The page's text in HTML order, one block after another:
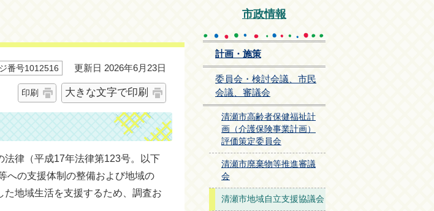
番号1012516 更新日 2026年6月23日
印刷 大きな文字で印刷
律（平成17年法律第123号。以下
への支援体制の整備および地域の
地域生活を支援するため、調査お
市政情報
計画・施策
委員会・検討会議、市民
会議、審議会
清瀬市高齢者保健福祉計
画（介護保険事業計画）
評価策定委員会
清瀬市廃棄物等推進審議
会
清瀬市地域自立支援協議会